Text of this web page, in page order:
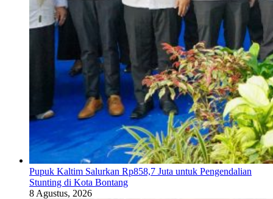
Pupuk Kaltim Salurkan Rp858,7 Juta untuk Pengendalian
Stunting di Kota Bontang
8 Agustus, 2026